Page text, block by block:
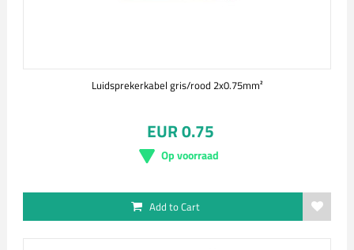
Luidsprekerkabel gris/rood 2x0.75mm²
EUR 0.75
Op voorraad
Add to Cart